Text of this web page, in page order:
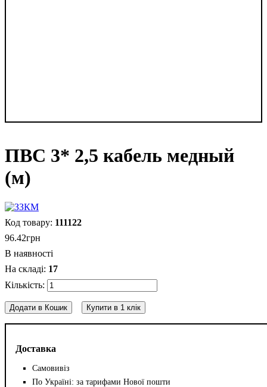
ПВС 3* 2,5 кабель медный
(м)
Доставка
Самовивіз
По Україні: за тарифами Нової пошти
111122
96.42грн
В наявності
17
Додати в Кошик Купити в 1 клік